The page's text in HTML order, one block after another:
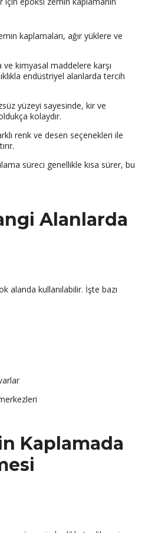
kaplamaları, ağır yüklere ve
ve kimyasal maddelere karşı
endüstriyel alanlarda tercih
yüzeyi sayesinde, kir ve
kolaydır.
renk ve desen seçenekleri ile
süreci genellikle kısa sürer, bu
Alanlarda
alanda kullanılabilir. İşte bazı
Kaplamada